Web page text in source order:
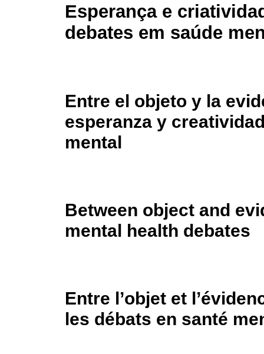
Esperança e
debates em saúde
Entre el objeto y la
esperanza y
mental
Between object and
mental health debates
Entre l’objet et
les débats en santé